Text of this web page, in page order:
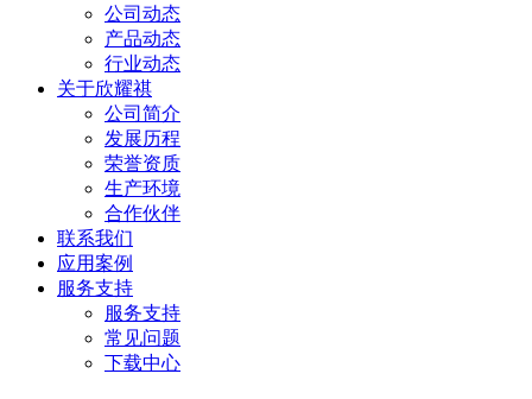
公司动态
产品动态
行业动态
关于欣耀祺
公司简介
发展历程
荣誉资质
生产环境
合作伙伴
联系我们
应用案例
服务支持
服务支持
常见问题
下载中心